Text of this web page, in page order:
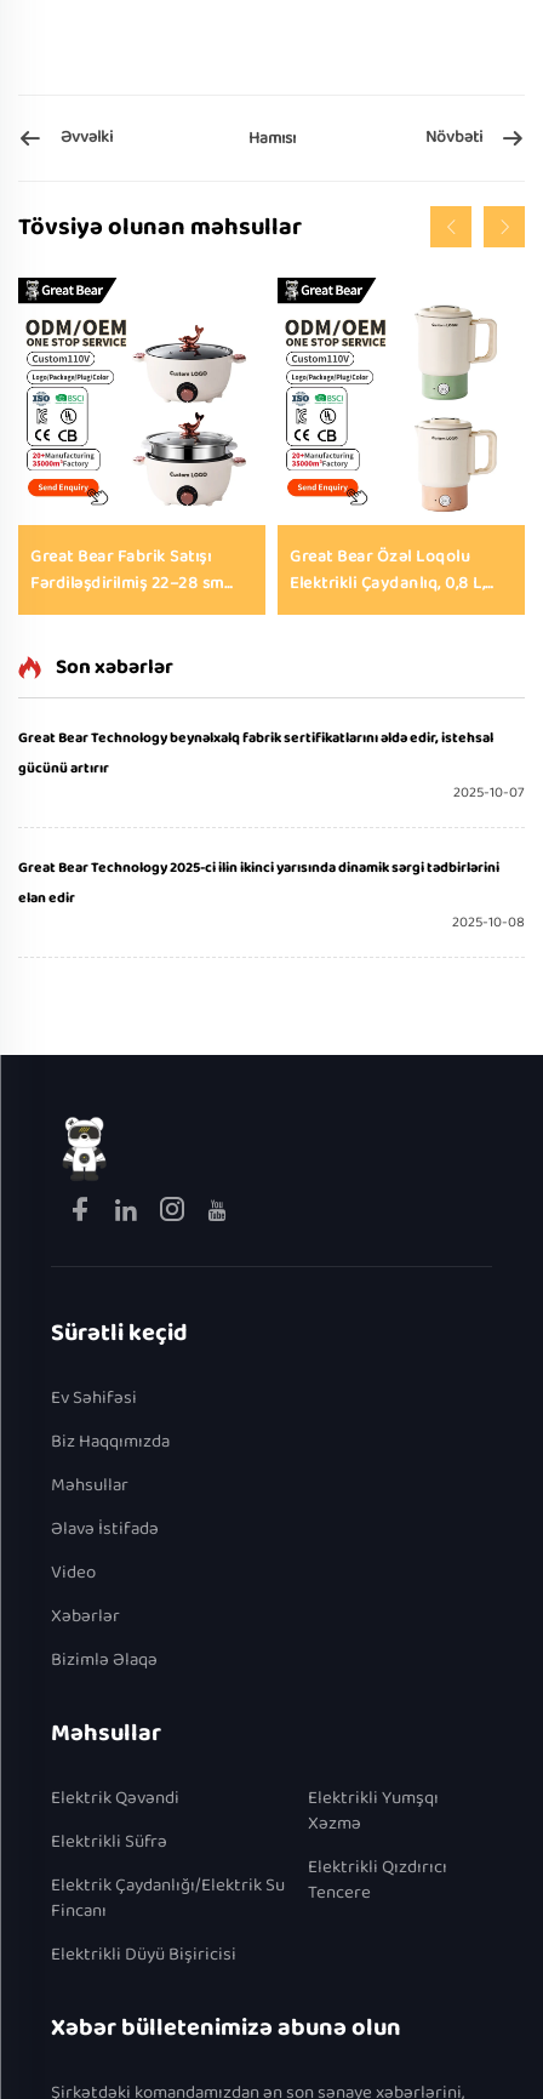
Əvvəlki Hamısı Növbəti
Tövsiyə olunan məhsullar
Great Bear Fabrik Satışı
Fərdiləşdirilmiş 22–28 sm
Həcmli Çoxməqsədli Mini
Yapışmaz Elektrikli Qızartma
Great Bear Özəl Loqolu
Elektrikli Çaydanlıq, 0,8 L,
Səyahət Üçün, 110/220 V, Su,
Son xəbərlər
Great Bear Technology beynəlxalq fabrik sertifikatlarını əldə edir, istehsal
gücünü artırır
2025-10-07
Great Bear Technology 2025-ci ilin ikinci yarısında dinamik sərgi tədbirlərini
elan edir
2025-10-08
Sürətli keçid
Ev Səhifəsi
Biz Haqqımızda
Məhsullar
Əlavə İstifadə
Video
Xəbərlər
Bizimlə Əlaqə
Məhsullar
Elektrik Qəvəndi
Elektrikli Süfrə
Elektrik Çaydanlığı/Elektrik Su
Fincanı
Elektrikli Düyü Bişiricisi
Elektrikli Yumşqı
Xəzmə
Elektrikli Qızdırıcı
Tencere
Xəbər bülletenimizə abunə olun
Şirkətdəki komandamızdan ən son sənaye xəbərlərini,